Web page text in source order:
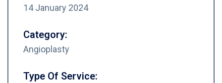
14 January 2024
Category:
Angioplasty
Type Of Service: